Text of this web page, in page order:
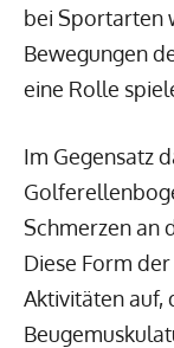
bei Sportarten
Bewegungen
eine Rolle
Im Gegensatz
Schmerzen an
Diese Form
Aktivitäten auf,